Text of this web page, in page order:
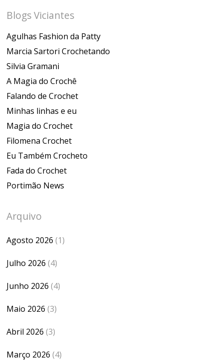
Blogs Viciantes
Agulhas Fashion da Patty
Marcia Sartori Crochetando
Silvia Gramani
A Magia do Crochê
Falando de Crochet
Minhas linhas e eu
Magia do Crochet
Filomena Crochet
Eu Também Crocheto
Fada do Crochet
Portimão News
Arquivo
Agosto 2026 (1)
Julho 2026 (4)
Junho 2026 (4)
Maio 2026 (3)
Abril 2026 (3)
Março 2026 (4)